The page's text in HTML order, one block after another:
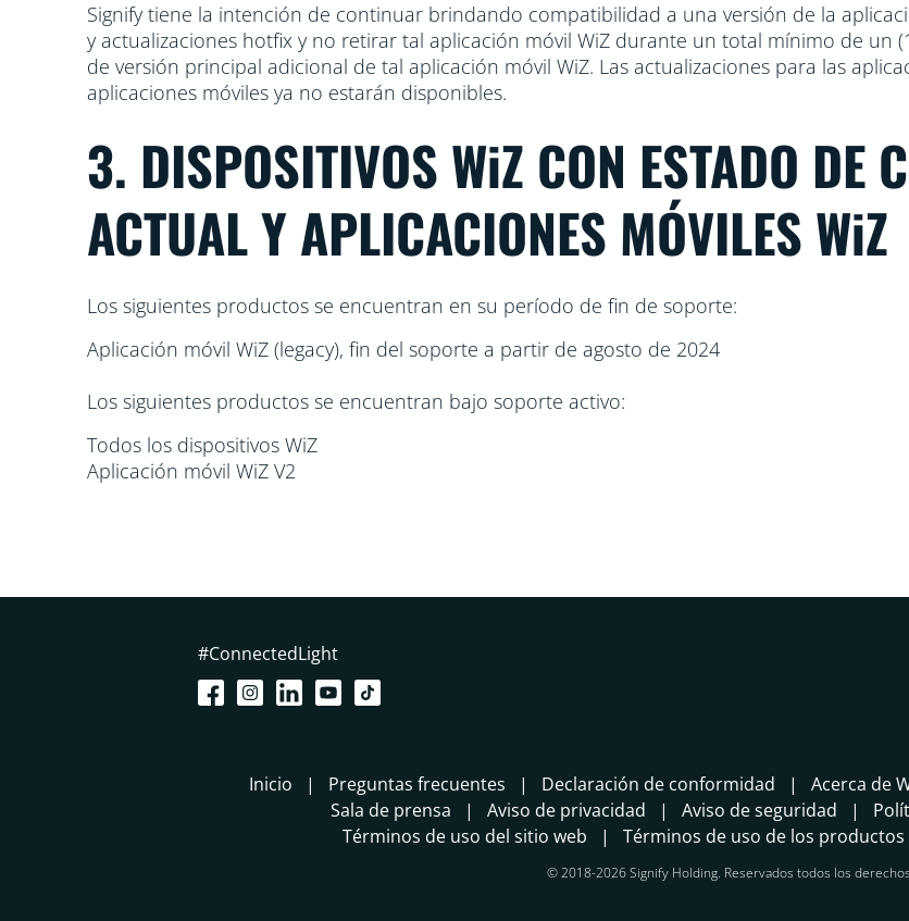
Signify tiene la intención de continuar brindando compatibilidad a una versión de la
y actualizaciones hotfix y no retirar tal aplicación móvil WiZ durante un total mínimo de un
de versión principal adicional de tal aplicación móvil WiZ. Las actualizaciones para las
aplicaciones móviles ya no estarán disponibles.
3. DISPOSITIVOS WiZ CON ESTADO DE
ACTUAL Y APLICACIONES MÓVILES WiZ
Los siguientes productos se encuentran en su período de fin de soporte:
Aplicación móvil WiZ (legacy), fin del soporte a partir de agosto de 2024
Los siguientes productos se encuentran bajo soporte activo:
Todos los dispositivos WiZ
Aplicación móvil WiZ V2
#ConnectedLight
Inicio Preguntas frecuentes Declaración de conformidad Acerca de
Sala de prensa
Aviso de privacidad Aviso de seguridad
Términos de uso del sitio web
Términos de uso de los productos
© 2018-2026 Signify Holding. Reservados todos los